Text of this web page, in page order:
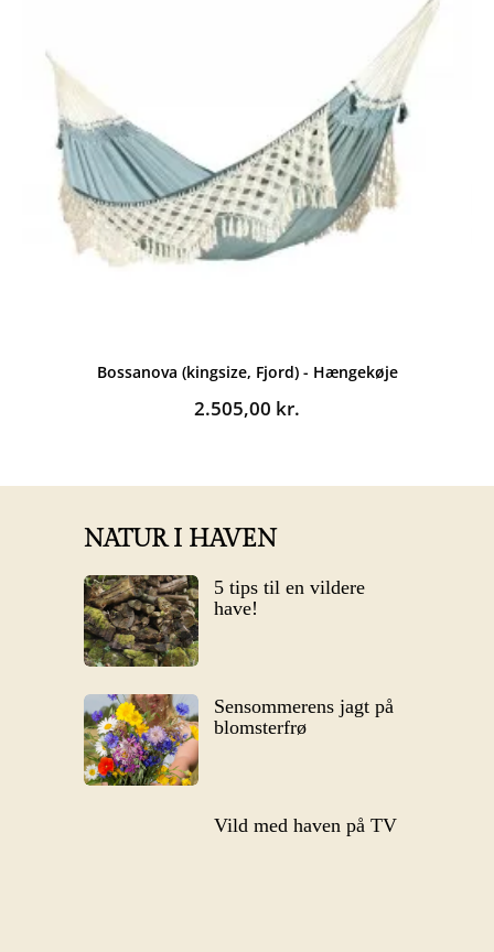
Bossanova (kingsize, Fjord) - Hængekøje
2.505,00 kr.
NATUR I HAVEN
5 tips til en vildere
have!
Sensommerens jagt på
blomsterfrø
Vild med haven på TV